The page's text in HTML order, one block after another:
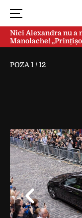
Nici Alexandra nu a
Manolache!
după doi ani de
POZA 1 /12